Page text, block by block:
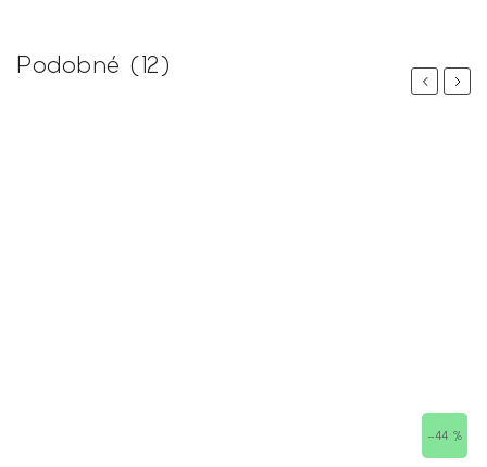
Podobné (12)
Previous
–44 %
Next